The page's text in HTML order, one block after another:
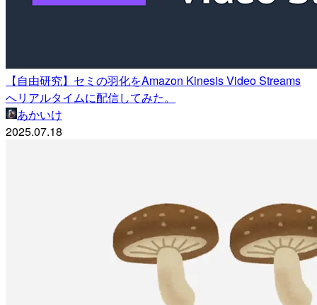
【自由研究】セミの羽化をAmazon Kinesis Video Streams
へリアルタイムに配信してみた。
あかいけ
2025.07.18